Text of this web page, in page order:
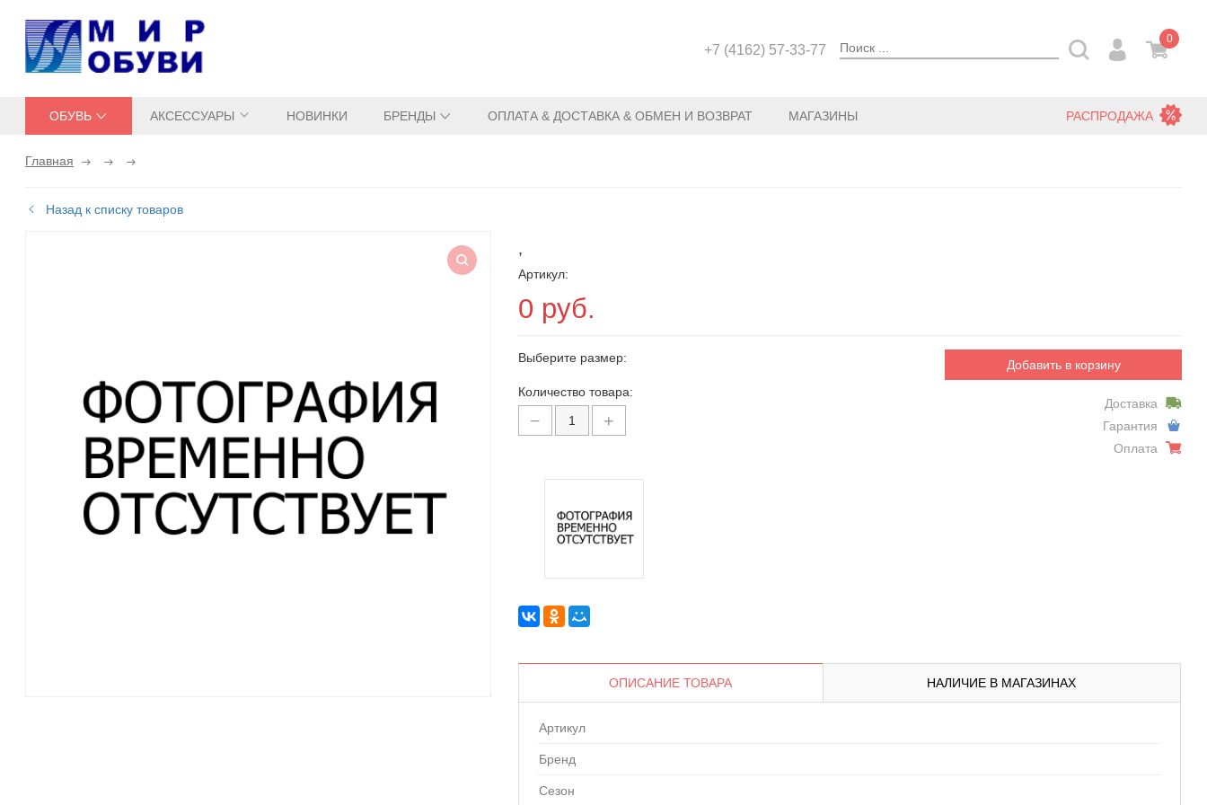
+7 (4162) 57-33-77
0
ОБУВЬ АКСЕССУАРЫ НОВИНКИ БРЕНДЫ ОПЛАТА & ДОСТАВКА & ОБМЕН И ВОЗВРАТ МАГАЗИНЫ РАСПРОДАЖА
Главная
Назад к списку товаров
,
Артикул:
0 руб.
Выберите размер:
Количество товара:
Добавить в корзину
Доставка
Гарантия
Оплата
ОПИСАНИЕ ТОВАРА НАЛИЧИЕ В МАГАЗИНАХ
Артикул
Бренд
Сезон